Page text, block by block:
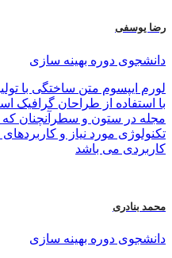
رضا یوسفی
دانشجوی دوره بهینه سازی
لورم ایپسوم متن ساختگی با
با استفاده از طراحان گرافیک
مجله در ستون و سطرآنچنان
تکنولوژی مورد نیاز و
کاربردی می باشد
محمد بنادری
دانشجوی دوره بهینه سازی